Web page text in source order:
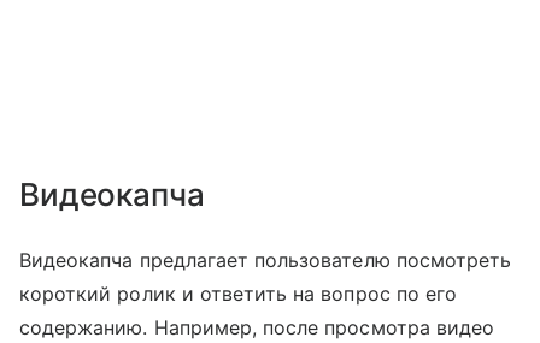
Видеокапча
Видеокапча предлагает пользователю посмотреть
короткий ролик и ответить на вопрос по его
содержанию. Например, после просмотра видео